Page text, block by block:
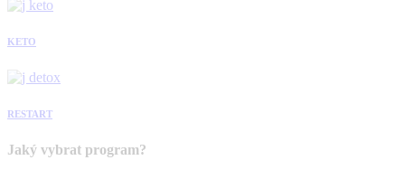
KETO
RESTART
Jaký vybrat program?